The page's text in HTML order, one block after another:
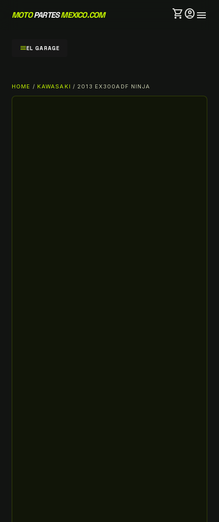
MOTOPARTESMEXICO.COM shopping_cartaccount_circlemenu
menuEL GARAGE
HOME / KAWASAKI / 2013 EX300ADF NINJA